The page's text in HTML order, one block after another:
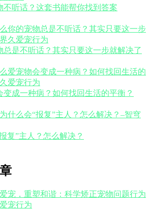
不听话？这套书能帮你找到答案
总是不听话？其实只要这一步就解决了
变成一种病？如何找回生活的平衡？
复”主人？怎么解决？